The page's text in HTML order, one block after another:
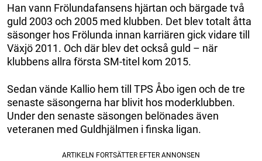
Han vann Frölundafansens hjärtan och bärgade två
guld 2003 och 2005 med klubben. Det blev totalt åtta
säsonger hos Frölunda innan karriären gick vidare till
Växjö 2011. Och där blev det också guld – när
klubbens allra första SM-titel kom 2015.
Sedan vände Kallio hem till TPS Åbo igen och de tre
senaste säsongerna har blivit hos moderklubben.
Under den senaste säsongen belönades även
veteranen med Guldhjälmen i finska ligan.